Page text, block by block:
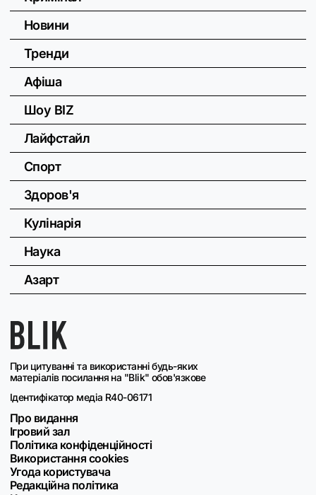
При цитуванні та використанні будь-яких
матеріалів посилання на "Blik" обов'язкове
Ідентифікатор медіа R40-06171
Про видання
Ігровий зал
Політика конфіденційності
Використання cookies
Угода користувача
Редакційна політика
Новини
Тренди
Афіша
Шоу BIZ
Лайфстайл
Спорт
Здоров'я
Кулінарія
Наука
Азарт